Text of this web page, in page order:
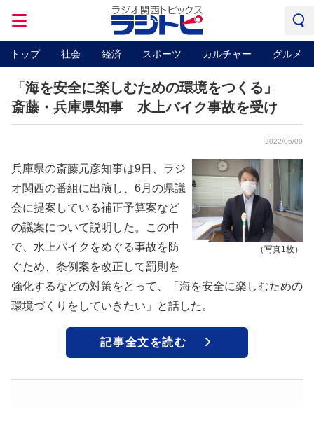
トップ 社会 経済 スポーツ カルチャー グルメ
「海を安全に楽しむための環境をつくる」
斎藤・兵庫県知事 水上バイク事故を受け
2022/06/09
（写真1枚）
兵庫県の斎藤元彦知事は9日、ラジ
オ関西の番組に出演し、6月の県議
会に提案している補正予算案など
の議案について説明した。この中
で、水上バイクをめぐる事故を防
ぐため、条例案を改正して罰則を
強化するなどの対策をとって、「海を安全に楽しむための
環境づくりをしていきたい」と話した。
記事全文を読む